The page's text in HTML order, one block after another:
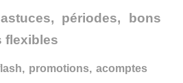
périodes, bons
flexibles
promotions, acomptes